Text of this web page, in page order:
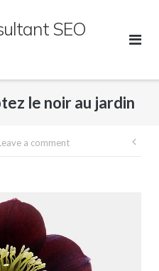
SEO
le noir au jardin
a comment